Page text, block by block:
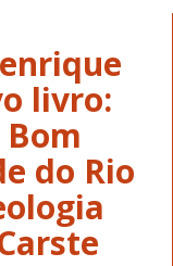
livro:
do Rio